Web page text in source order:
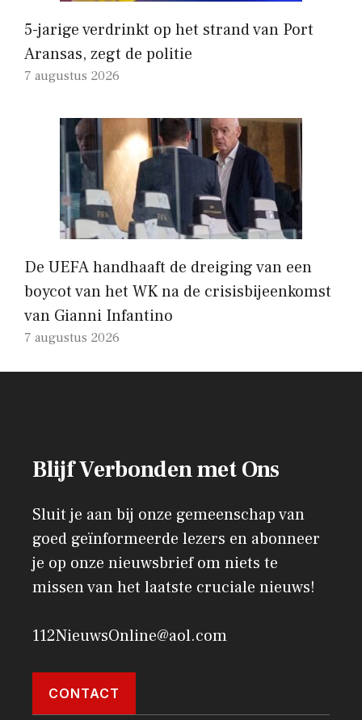
5-jarige verdrinkt op het strand van Port
Aransas, zegt de politie
7 augustus 2026
De UEFA handhaaft de dreiging van een
boycot van het WK na de crisisbijeenkomst
van Gianni Infantino
7 augustus 2026
Blijf Verbonden met Ons
Sluit je aan bij onze gemeenschap van
goed geïnformeerde lezers en abonneer
je op onze nieuwsbrief om niets te
missen van het laatste cruciale nieuws!
112NieuwsOnline@aol.com
CONTACT